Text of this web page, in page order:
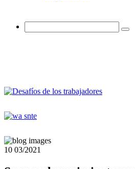
10 03/2021